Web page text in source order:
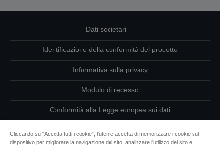
Dati societari
Identificazione della conformità del prodotto
Informativa sulla privacy
Modulo di recesso
Conformità alla Legge europea sui dati
Cliccando su “Accetta tutti i cookie”, l'utente accetta di memorizzare i cookie sul
dispositivo per migliorare la navigazione del sito, analizzare l'utilizzo del sito e